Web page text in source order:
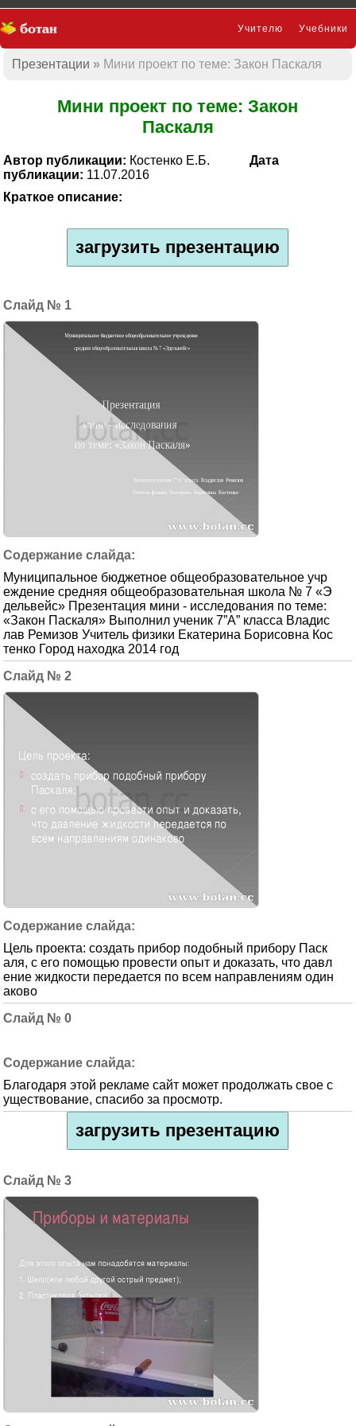
Учебники
Учителю
Презентации
Презентации Мини проект по теме: Закон Паскаля
Мини проект по теме: Закон
Паскаля
Автор публикации: Костенко Е.Б.
Дата
публикации: 11.07.2016
Краткое описание:
загрузить презентацию
1
Муниципальное бюджетное общеобразовательное учр
еждение средняя общеобразовательная школа № 7 «Э
дельвейс» Презентация мини - исследования по теме:
«Закон Паскаля» Выполнил ученик 7”A” класса Владис
лав Ремизов Учитель физики Екатерина Борисовна Кос
тенко Город находка 2014 год
2
Цель проекта: создать прибор подобный прибору Паск
аля, с его помощью провести опыт и доказать, что давл
ение жидкости передается по всем направлениям один
аково
0
Благодаря этой рекламе сайт может продолжать свое с
уществование, спасибо за просмотр.
загрузить презентацию
3